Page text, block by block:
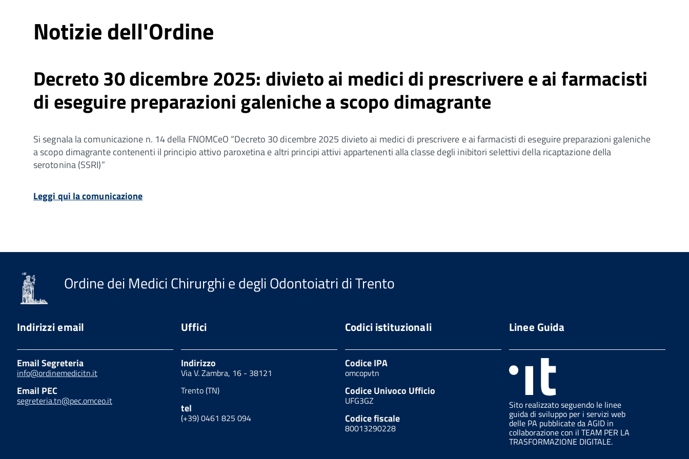
Notizie dell'Ordine
Decreto 30 dicembre 2025: divieto ai medici di prescrivere e ai farmacisti
di eseguire preparazioni galeniche a scopo dimagrante
Si segnala la comunicazione n. 14 della FNOMCeO “Decreto 30 dicembre 2025 divieto ai medici di prescrivere e ai farmacisti di eseguire preparazioni galeniche
a scopo dimagrante contenenti il principio attivo paroxetina e altri principi attivi appartenenti alla classe degli inibitori selettivi della ricaptazione della
serotonina (SSRI)”
Leggi qui la comunicazione
Ordine dei Medici Chirurghi e degli Odontoiatri di Trento
Indirizzi email
Email Segreteria
info@ordinemedicitn.it
Email PEC
segreteria.tn@pec.omceo.it
Uffici
Indirizzo
Via V. Zambra, 16 - 38121
Trento (TN)
tel
(+39) 0461 825 094
Codici istituzionali
Codice IPA
omcopvtn
Codice Univoco Ufficio
UFG3GZ
Codice fiscale
80013290228
Linee Guida
Sito realizzato seguendo le linee
guida di sviluppo per i servizi web
delle PA pubblicate da AGID in
collaborazione con il TEAM PER LA
TRASFORMAZIONE DIGITALE.